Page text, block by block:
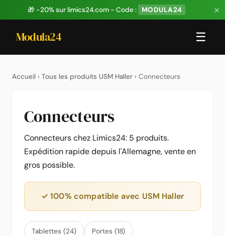
🎁 -20% sur limics24.com - Code : MODULA24 ×
Modula24 ☰
Accueil › Tous les produits USM Haller › Connecteurs
Connecteurs
Connecteurs chez Limics24: 5 produits.
Expédition rapide depuis l'Allemagne, vente en
gros possible.
✓ 100% compatible avec USM Haller
Tablettes (24) Portes (18)